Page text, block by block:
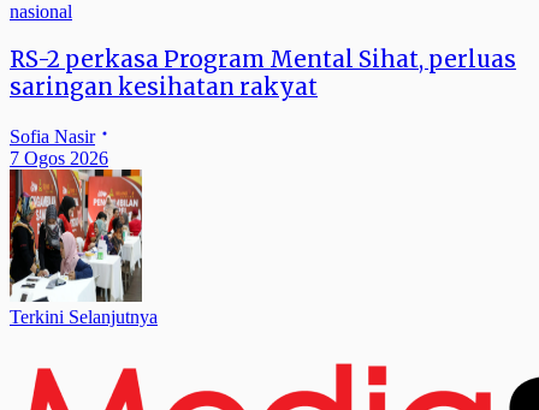
nasional
RS-2 perkasa Program Mental Sihat, perluas
saringan kesihatan rakyat
Sofia Nasir
7 Ogos 2026
Terkini Selanjutnya